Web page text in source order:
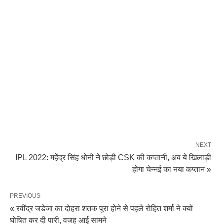
NEXT
IPL 2022: महेंद्र सिंह धोनी ने छोड़ी CSK की कप्तानी, अब ये खिलाड़ी
होगा चेन्नई का नया कप्तान »
PREVIOUS
« रवींद्र जडेजा का दोहरा शतक पूरा होने से पहले रोहित शर्मा ने क्यों
घोषित कर दी पारी, वजह आई सामने